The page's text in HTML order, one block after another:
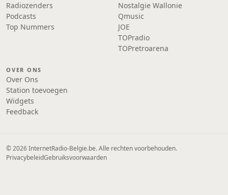
Radiozenders
Podcasts
Top Nummers
Nostalgie Wallonie
Qmusic
JOE
TOPradio
TOPretroarena
OVER ONS
Over Ons
Station toevoegen
Widgets
Feedback
© 2026 InternetRadio-Belgie.be. Alle rechten voorbehouden.
PrivacybeleidGebruiksvoorwaarden